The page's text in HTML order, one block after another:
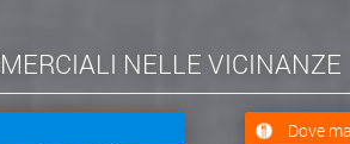
NELLE VICINANZE
Dove